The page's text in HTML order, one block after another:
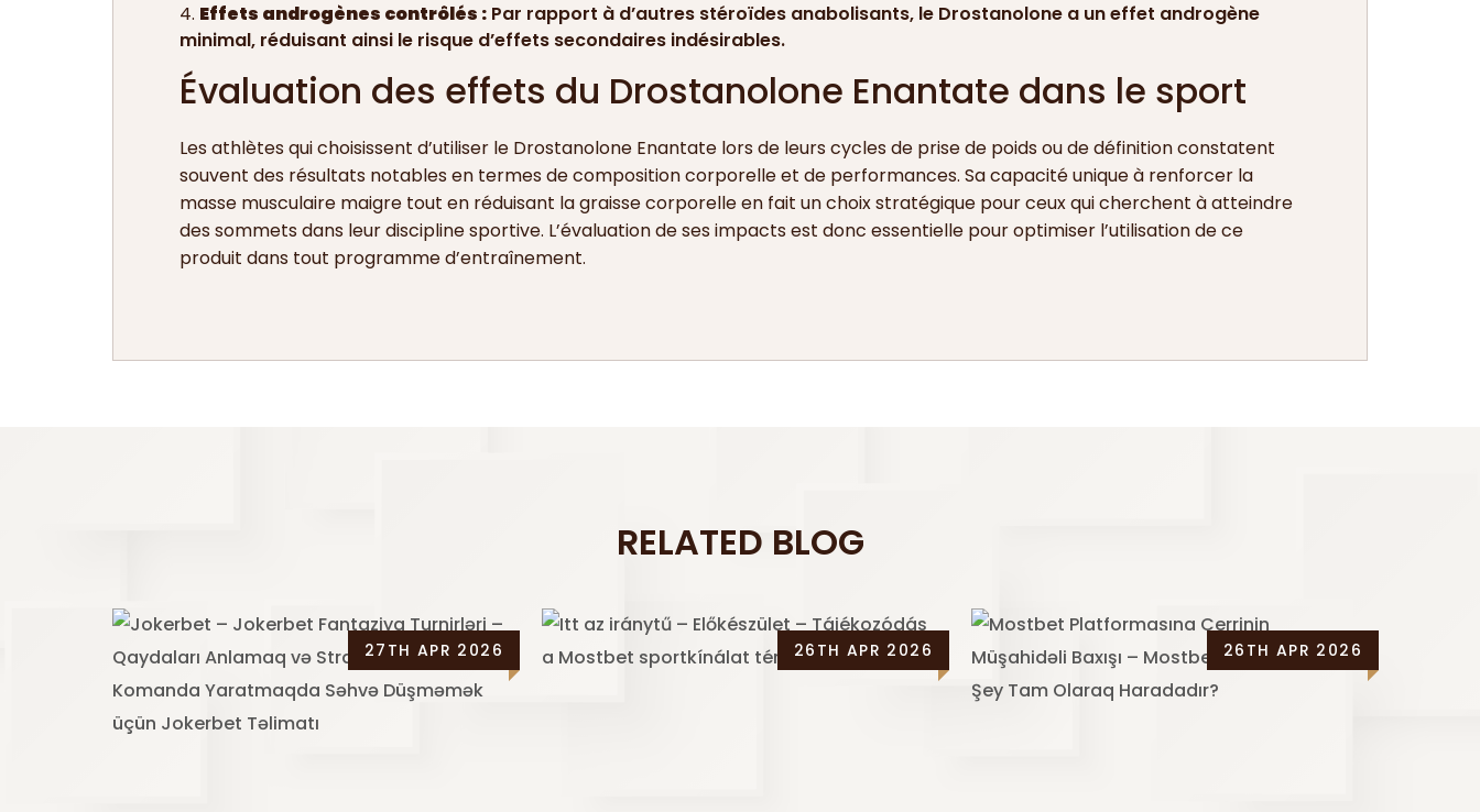
Effets androgènes contrôlés : Par rapport à d’autres stéroïdes anabolisants, le Drostanolone a un effet androgène
minimal, réduisant ainsi le risque d’effets secondaires indésirables.
Évaluation des effets du Drostanolone Enantate dans le sport
Les athlètes qui choisissent d’utiliser le Drostanolone Enantate lors de leurs cycles de prise de poids ou de définition constatent
souvent des résultats notables en termes de composition corporelle et de performances. Sa capacité unique à renforcer la
masse musculaire maigre tout en réduisant la graisse corporelle en fait un choix stratégique pour ceux qui cherchent à atteindre
des sommets dans leur discipline sportive. L’évaluation de ses impacts est donc essentielle pour optimiser l’utilisation de ce
produit dans tout programme d’entraînement.
RELATED BLOG
27TH APR 2026 26TH APR 2026 26TH APR 2026